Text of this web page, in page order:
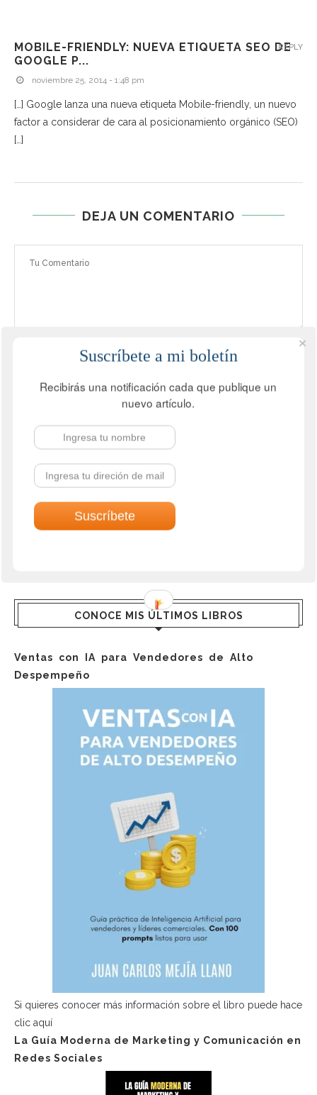
MOBILE-FRIENDLY: NUEVA ETIQUETA SEO DE
GOOGLE P...
noviembre 25, 2014 - 1:48 pm
[…] Google lanza una nueva etiqueta Mobile-friendly, un nuevo
factor a considerar de cara al posicionamiento orgánico (SEO)
[…]
REPLY
DEJA UN COMENTARIO
Guardar mi nombre, correo electrónico y sitio web en este
navegador la próxima vez que comente.
CONOCE MIS ÚLTIMOS LIBROS
Ventas con IA para Vendedores de Alto
Despempeño
Si quieres conocer más información sobre el libro puede hace
clic aquí
La Guía Moderna de Marketing y Comunicación en
Redes Sociales
Suscríbete a mi boletín
Recibirás una notificación cada que publique un
nuevo artículo.